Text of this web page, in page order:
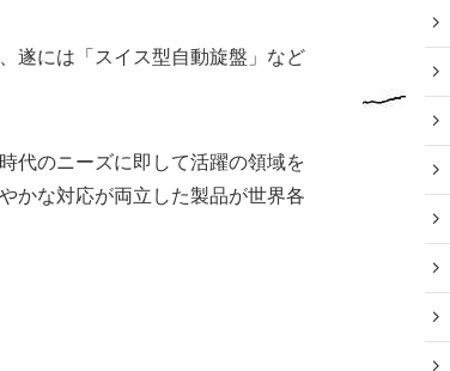
遂には「スイス型自動旋盤」など
代のニーズに即して活躍の領域を
かな対応が両立した製品が世界各